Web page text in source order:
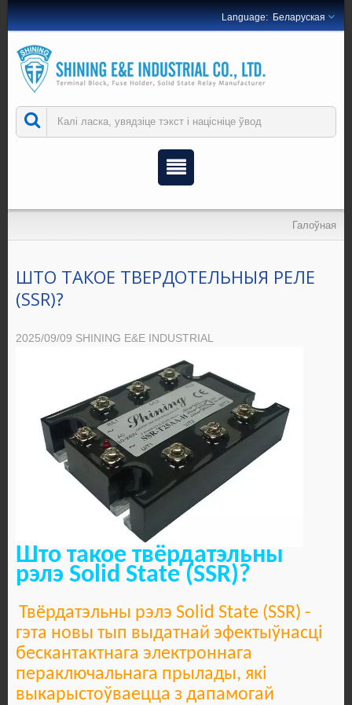
Беларуская
Галоўная
ШТО ТАКОЕ ТВЕРДОТЕЛЬНЫЯ РЕЛЕ
(SSR)?
2025/09/09 SHINING E&E INDUSTRIAL
Што такое твёрдатэльны
рэлэ Solid State (SSR)?
Твёрдатэльны рэлэ Solid State (SSR) -
гэта новы тып выдатнай эфектыўнасці
бескантактнага электроннага
пераключальнага прылады, які
выкарыстоўваецца з дапамогай